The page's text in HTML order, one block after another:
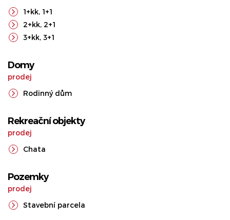
1+kk, 1+1
2+kk, 2+1
3+kk, 3+1
Domy
prodej
Rodinný dům
Rekreační objekty
prodej
Chata
Pozemky
prodej
Stavební parcela